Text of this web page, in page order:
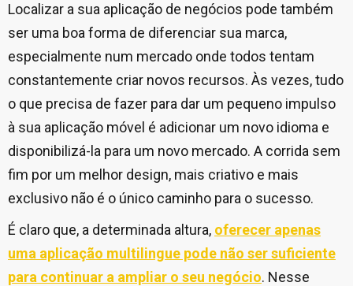
Localizar a sua aplicação de negócios pode também
ser uma boa forma de diferenciar sua marca,
especialmente num mercado onde todos tentam
constantemente criar novos recursos. Às vezes, tudo
o que precisa de fazer para dar um pequeno impulso
à sua aplicação móvel é adicionar um novo idioma e
disponibilizá-la para um novo mercado. A corrida sem
fim por um melhor design, mais criativo e mais
exclusivo não é o único caminho para o sucesso.
É claro que, a determinada altura, oferecer apenas
uma aplicação multilingue pode não ser suficiente
para continuar a ampliar o seu negócio. Nesse